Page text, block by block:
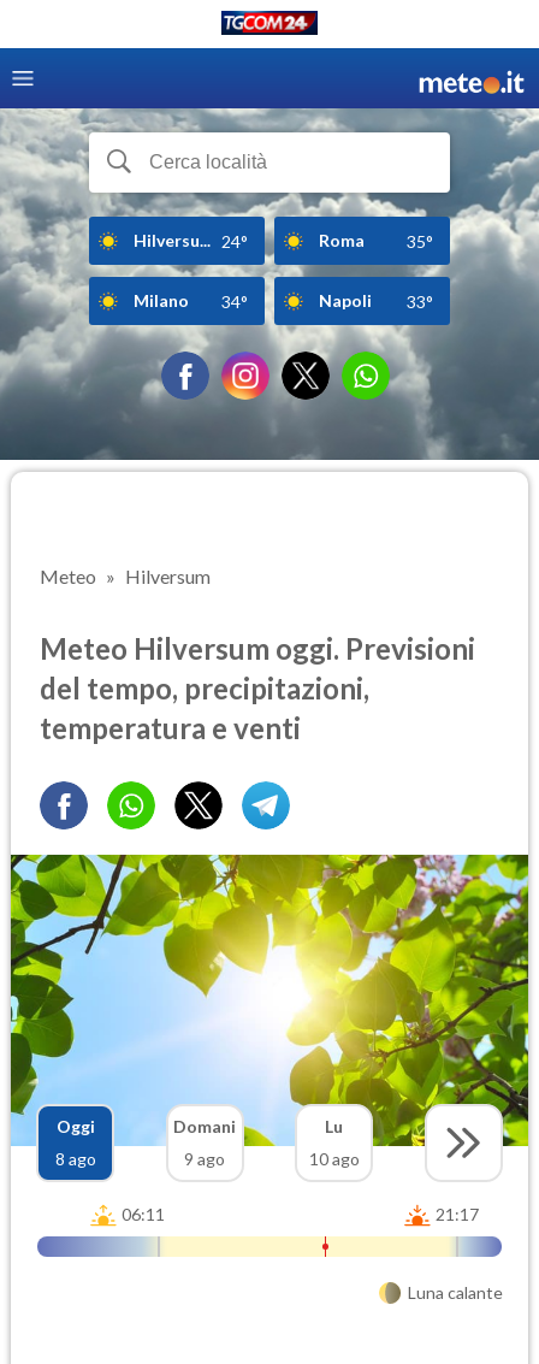
Hilversu... 24° Roma 35°
Milano 34° Napoli 33°
Meteo Hilversum
Meteo Hilversum oggi. Previsioni
del tempo, precipitazioni,
temperatura e venti
Oggi
8 ago
Domani
9 ago
Lu
10 ago
06:11 21:17
Luna calante